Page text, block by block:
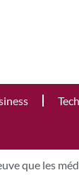
que les